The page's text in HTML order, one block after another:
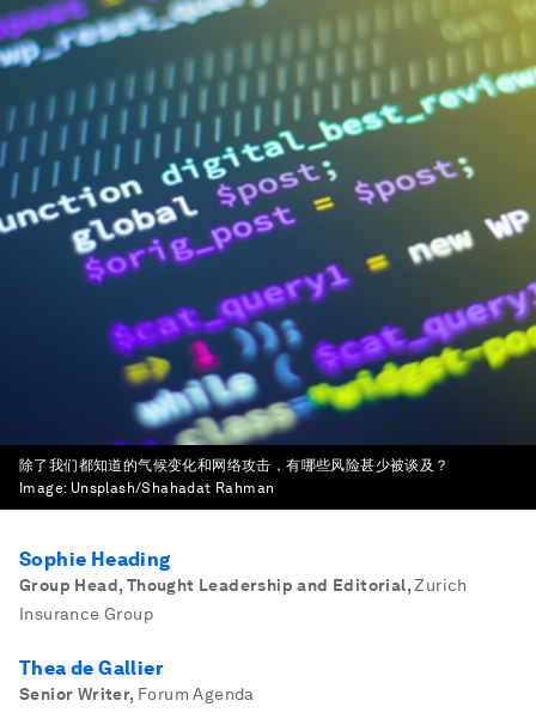
除了我们都知道的气候变化和网络攻击，有哪些风险甚少被谈及？
Image: Unsplash/Shahadat Rahman
Sophie Heading
Group Head, Thought Leadership and Editorial, Zurich
Insurance Group
Thea de Gallier
Senior Writer, Forum Agenda